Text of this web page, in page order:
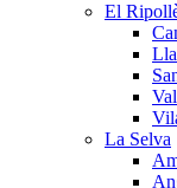
El
La Selva